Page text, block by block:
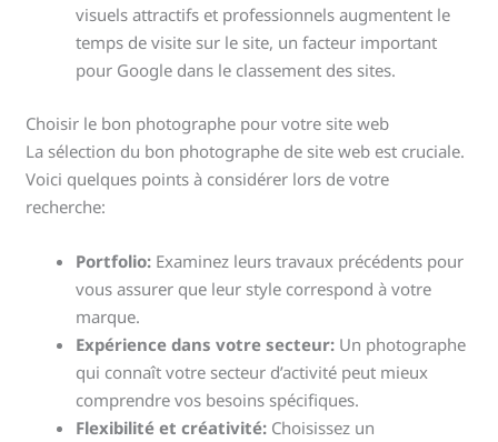
visuels attractifs et professionnels augmentent le
temps de visite sur le site, un facteur important
pour Google dans le classement des sites.
Choisir le bon photographe pour votre site web
La sélection du bon photographe de site web est cruciale.
Voici quelques points à considérer lors de votre
recherche:
Portfolio: Examinez leurs travaux précédents pour
vous assurer que leur style correspond à votre
marque.
Expérience dans votre secteur: Un photographe
qui connaît votre secteur d’activité peut mieux
comprendre vos besoins spécifiques.
Flexibilité et créativité: Choisissez un